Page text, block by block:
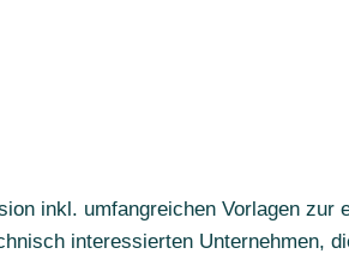
inkl. umfangreichen Vorlagen
interessierten Unternehmen,